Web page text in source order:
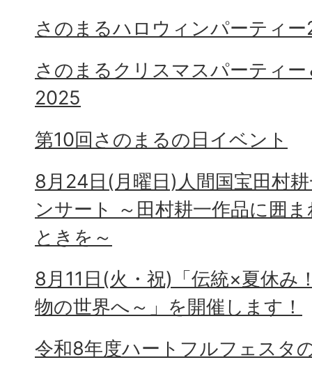
さのまるハロウィンパーティ
さのまるクリスマスパーティ
2025
第10回さのまるの日イベント
8月24日(月曜日)人間国宝田村
ンサート ～田村耕一作品に囲
ときを～
8月11日(火・祝)「伝統×夏休み
物の世界へ～」を開催します！
令和8年度ハートフルフェスタ